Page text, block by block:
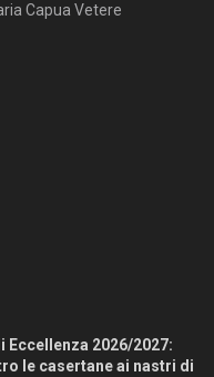
Capua Vetere
2026/2027:
le casertane ai nastri di